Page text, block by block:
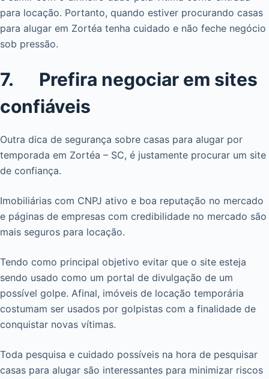
para locação. Portanto, quando estiver procurando casas
para alugar em Zortéa tenha cuidado e não feche negócio
sob pressão.
7. Prefira negociar em sites
confiáveis
Outra dica de segurança sobre casas para alugar por
temporada em Zortéa – SC, é justamente procurar um site
de confiança.
Imobiliárias com CNPJ ativo e boa reputação no mercado
e páginas de empresas com credibilidade no mercado são
mais seguros para locação.
Tendo como principal objetivo evitar que o site esteja
sendo usado como um portal de divulgação de um
possível golpe. Afinal, imóveis de locação temporária
costumam ser usados por golpistas com a finalidade de
conquistar novas vítimas.
Toda pesquisa e cuidado possíveis na hora de pesquisar
casas para alugar são interessantes para minimizar riscos